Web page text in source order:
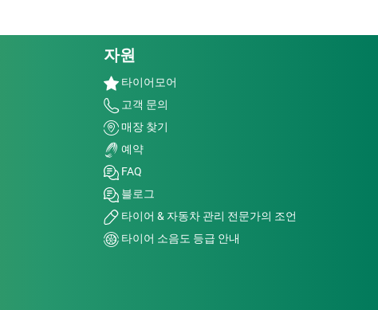
자원
타이어모어
고객 문의
매장 찾기
예약
FAQ
블로그
타이어 & 자동차 관리 전문가의 조언
타이어 소음도 등급 안내